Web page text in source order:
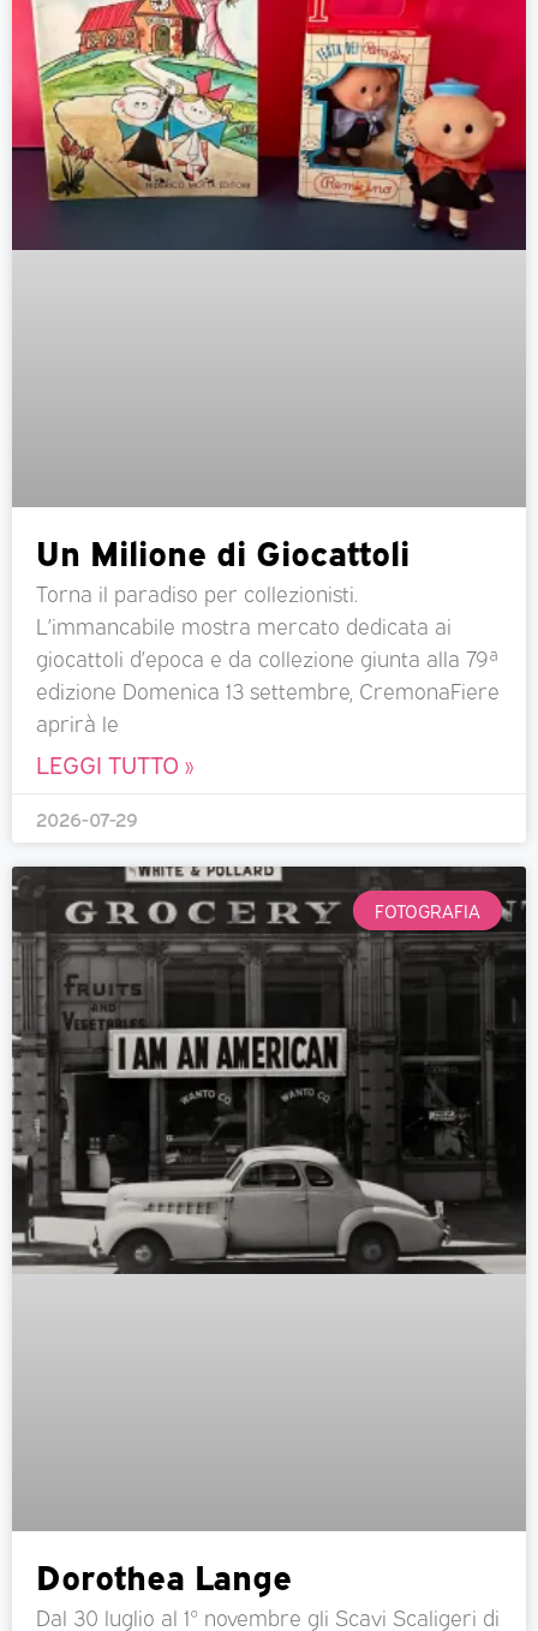
Un Milione di Giocattoli
Torna il paradiso per collezionisti.
L’immancabile mostra mercato dedicata ai
giocattoli d’epoca e da collezione giunta alla 79ª
edizione Domenica 13 settembre, CremonaFiere
aprirà le
LEGGI TUTTO »
2026-07-29
FOTOGRAFIA
Dorothea Lange
Dal 30 luglio al 1° novembre gli Scavi Scaligeri di